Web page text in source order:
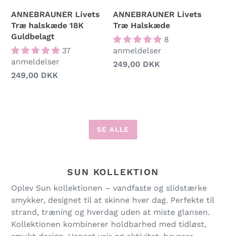
ANNEBRAUNER Livets
Træ halskæde 18K
Guldbelagt
37
anmeldelser
Normalpris
249,00 DKK
ANNEBRAUNER Livets
Træ Halskæde
8
anmeldelser
Normalpris
249,00 DKK
SE ALLE
SUN KOLLEKTION
Oplev Sun kollektionen – vandfaste og slidstærke
smykker, designet til at skinne hver dag. Perfekte til
strand, træning og hverdag uden at miste glansen.
Kollektionen kombinerer holdbarhed med tidløst,